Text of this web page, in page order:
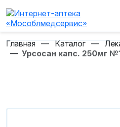
Главная — Каталог —
— Урсосан капс. 250мг